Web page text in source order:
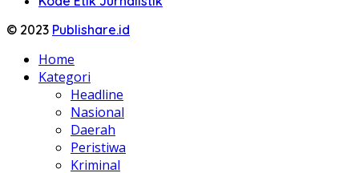
© 2023 Publishare.id
Home
Kategori
Headline
Nasional
Daerah
Peristiwa
Kriminal